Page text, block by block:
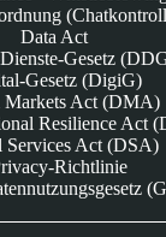
Data Act
Gesetz
Gesetz (DigiG)
Markets Act (DMA)
Resilience Act
Services Act (DSA)
Richtlinie